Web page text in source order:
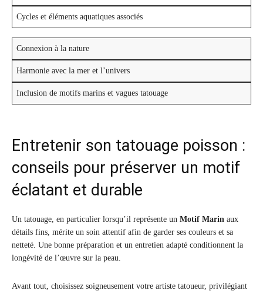
Cycles et éléments aquatiques associés
Connexion à la nature
Harmonie avec la mer et l’univers
Inclusion de motifs marins et vagues tatouage
Entretenir son tatouage poisson :
conseils pour préserver un motif
éclatant et durable
Un tatouage, en particulier lorsqu’il représente un Motif Marin aux
détails fins, mérite un soin attentif afin de garder ses couleurs et sa
netteté. Une bonne préparation et un entretien adapté conditionnent la
longévité de l’œuvre sur la peau.
Avant tout, choisissez soigneusement votre artiste tatoueur, privilégiant